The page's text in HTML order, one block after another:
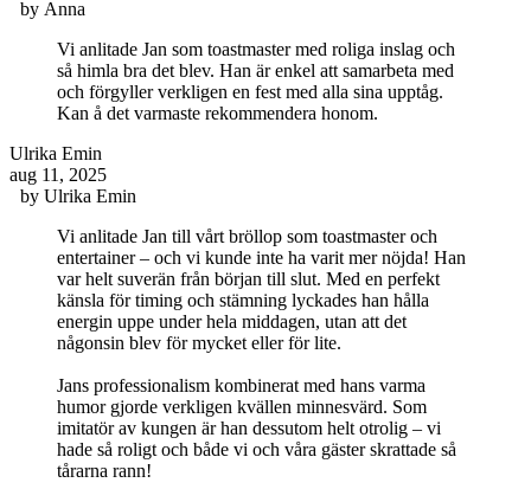
by Anna
Vi anlitade Jan som toastmaster med roliga inslag och
så himla bra det blev. Han är enkel att samarbeta med
och förgyller verkligen en fest med alla sina upptåg.
Kan å det varmaste rekommendera honom.
Ulrika Emin
aug 11, 2025
by Ulrika Emin
Vi anlitade Jan till vårt bröllop som toastmaster och
entertainer – och vi kunde inte ha varit mer nöjda! Han
var helt suverän från början till slut. Med en perfekt
känsla för timing och stämning lyckades han hålla
energin uppe under hela middagen, utan att det
någonsin blev för mycket eller för lite.
Jans professionalism kombinerat med hans varma
humor gjorde verkligen kvällen minnesvärd. Som
imitatör av kungen är han dessutom helt otrolig – vi
hade så roligt och både vi och våra gäster skrattade så
tårarna rann!